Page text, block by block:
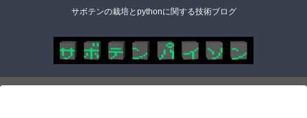
サボテンの栽培とpythonに関する技術ブログ